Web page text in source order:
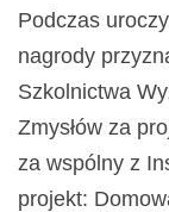
Podczas
nagrody
Szkolnictwa
Zmysłów za
za wspólny z
projekt: